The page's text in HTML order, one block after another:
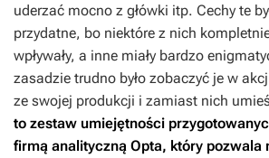
uderzać mocno z główki itp. Cechy te
przydatne, bo niektóre z nich
wpływały, a inne miały bardzo
zasadzie trudno było zobaczyć je w
ze swojej produkcji i zamiast nich
to zestaw umiejętności
firmą analityczną Opta, który pozwala